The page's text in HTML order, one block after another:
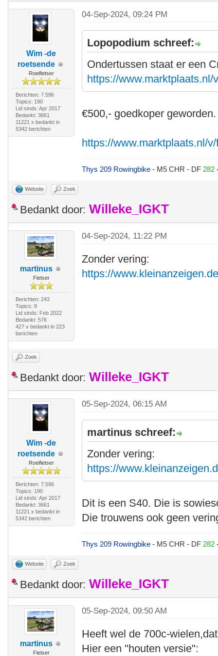
Wim -de
roetsende
Roeifietser
Berichten: 7.596
Topics: 190
Lid sinds: Apr 2017
Bedankt: 3661
11221 x bedankt in
5342 berichten
04-Sep-2024, 09:24 PM
Lopopodium schreef:
Ondertussen staat er een
https://
€500,- goedkoper geworden.
https://www.marktplaats.nl/
Thys 209 Rowingbike- M5 CHR - DF 282
Website Zoek
Bedankt door: Willeke_IGKT
martinus
Fietser
Berichten: 243
Topics: 8
Lid sinds: Feb 2022
Bedankt: 576
427 x bedankt in 223
berichten
04-Sep-2024, 11:22 PM
Zonder vering:
https://
Zoek
Bedankt door: Willeke_IGKT
Wim -de
roetsende
Roeifietser
Berichten: 7.596
Topics: 190
Lid sinds: Apr 2017
Bedankt: 3661
11221 x bedankt in
5342 berichten
05-Sep-2024, 06:15 AM
martinus schreef:
Zonder vering:
https://
Dit is een S40. Die is
Die trouwens ook geen
Thys 209 Rowingbike- M5 CHR - DF 282
Website Zoek
Bedankt door: Willeke_IGKT
martinus
Fietser
05-Sep-2024, 09:50 AM
Heeft wel de 700c-
Hier een "houten versie":